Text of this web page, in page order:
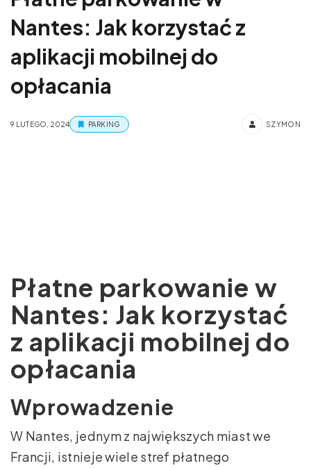
Nantes: Jak korzystać z
aplikacji mobilnej do
opłacania
9 LUTEGO, 2024 PARKING SZYMON
Płatne parkowanie w
Nantes: Jak korzystać
z aplikacji mobilnej do
opłacania
Wprowadzenie
W Nantes, jednym z największych miast we
Francji, istnieje wiele stref płatnego